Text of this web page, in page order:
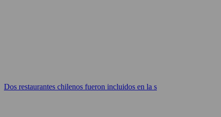
Dos restaurantes chilenos fueron incluidos en la s